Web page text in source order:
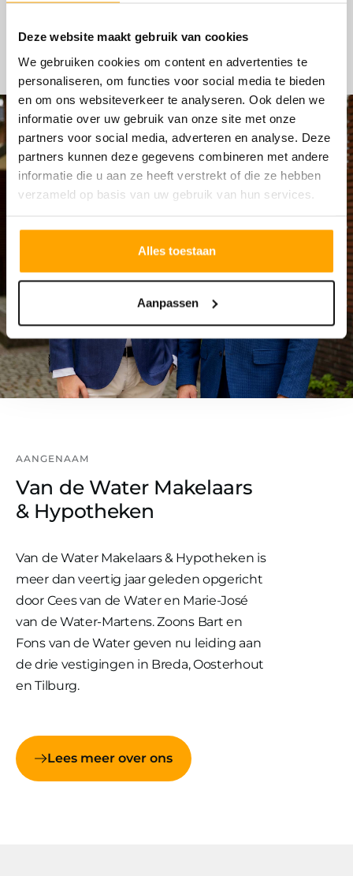
Deze website maakt gebruik van cookies
We gebruiken cookies om content en advertenties te
personaliseren, om functies voor social media te bieden
en om ons websiteverkeer te analyseren. Ook delen we
informatie over uw gebruik van onze site met onze
partners voor social media, adverteren en analyse. Deze
partners kunnen deze gegevens combineren met andere
informatie die u aan ze heeft verstrekt of die ze hebben
verzameld op basis van uw gebruik van hun services.
Alles toestaan
Aanpassen
AANGENAAM
Van de Water Makelaars
& Hypotheken
Van de Water Makelaars & Hypotheken is
meer dan veertig jaar geleden opgericht
door Cees van de Water en Marie-José
van de Water-Martens. Zoons Bart en
Fons van de Water geven nu leiding aan
de drie vestigingen in Breda, Oosterhout
en Tilburg.
Lees meer over ons